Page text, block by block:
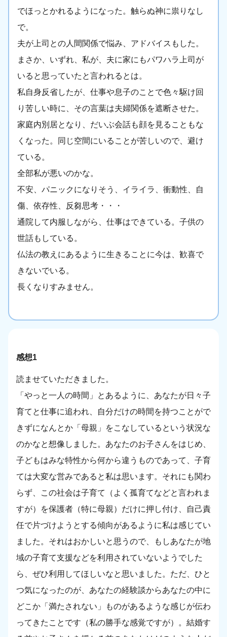
でほっとかれるようになった。触らぬ神に祟りなし
で。
夫が上司との人間関係で悩み、アドバイスもした。
まさか、いずれ、私が、夫に家にもパワハラ上司が
いると思っていたと言われるとは。
私自身反省したが、仕事や息子のことで色々駆け回
り苦しい時に、その言葉は夫婦関係を遮断させた。
家庭内別居となり、だいぶ会話も顔を見ることもな
くなった。同じ空間にいることが苦しいので、避け
ている。
全部私が悪いのかな。
不安、パニックになりそう、イライラ、衝動性、自
傷、依存性、反芻思考・・・
通院して内服しながら、仕事はできている。子供の
世話もしている。
仏法の教えにあるように生きることに今は、歓喜で
きないでいる。
長くなりすみません。
感想1
読ませていただきました。
「やっと一人の時間」とあるように、あなたが日々子
育てと仕事に追われ、自分だけの時間を持つことがで
きずになんとか「母親」をこなしているという状況な
のかなと想像しました。あなたのお子さんをはじめ、
子どもはみな特性から何から違うものであって、子育
ては大変な営みであると私は思います。それにも関わ
らず、この社会は子育て（よく孤育てなどと言われま
すが）を保護者（特に母親）だけに押し付け、自己責
任で片づけようとする傾向があるように私は感じてい
ました。それはおかしいと思うので、もしあなたが地
域の子育て支援などを利用されていないようでした
ら、ぜひ利用してほしいなと思いました。ただ、ひと
つ気になったのが、あなたの経験談からあなたの中に
どこか「満たされない」ものがあるような感じが伝わ
ってきたことです（私の勝手な感覚ですが）。結婚す